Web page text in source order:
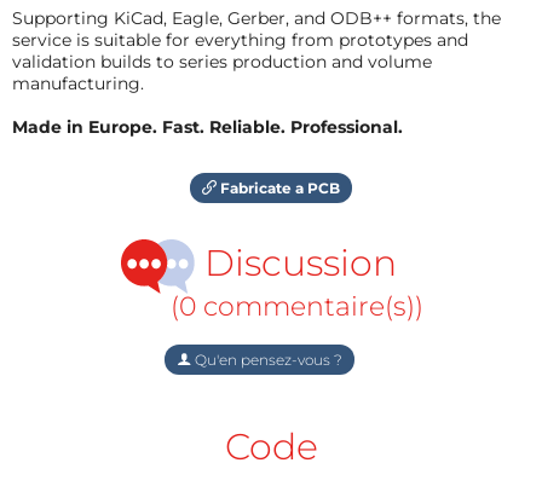
Supporting KiCad, Eagle, Gerber, and ODB++ formats, the
service is suitable for everything from prototypes and
validation builds to series production and volume
manufacturing.
Made in Europe. Fast. Reliable. Professional.
Fabricate a PCB
Discussion
(0 commentaire(s))
Qu'en pensez-vous ?
Code